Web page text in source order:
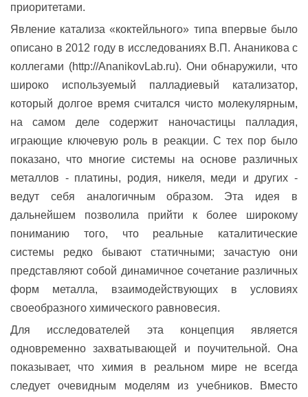
приоритетами.
Явление катализа «коктейльного» типа впервые было
описано в 2012 году в исследованиях В.П. Ананикова с
коллегами (http://AnanikovLab.ru). Они обнаружили, что
широко используемый палладиевый катализатор,
который долгое время считался чисто молекулярным,
на самом деле содержит наночастицы палладия,
играющие ключевую роль в реакции. С тех пор было
показано, что многие системы на основе различных
металлов - платины, родия, никеля, меди и других -
ведут себя аналогичным образом. Эта идея в
дальнейшем позволила прийти к более широкому
пониманию того, что реальные каталитические
системы редко бывают статичными; зачастую они
представляют собой динамичное сочетание различных
форм металла, взаимодействующих в условиях
своеобразного химического равновесия.
Для исследователей эта концепция является
одновременно захватывающей и поучительной. Она
показывает, что химия в реальном мире не всегда
следует очевидным моделям из учебников. Вместо